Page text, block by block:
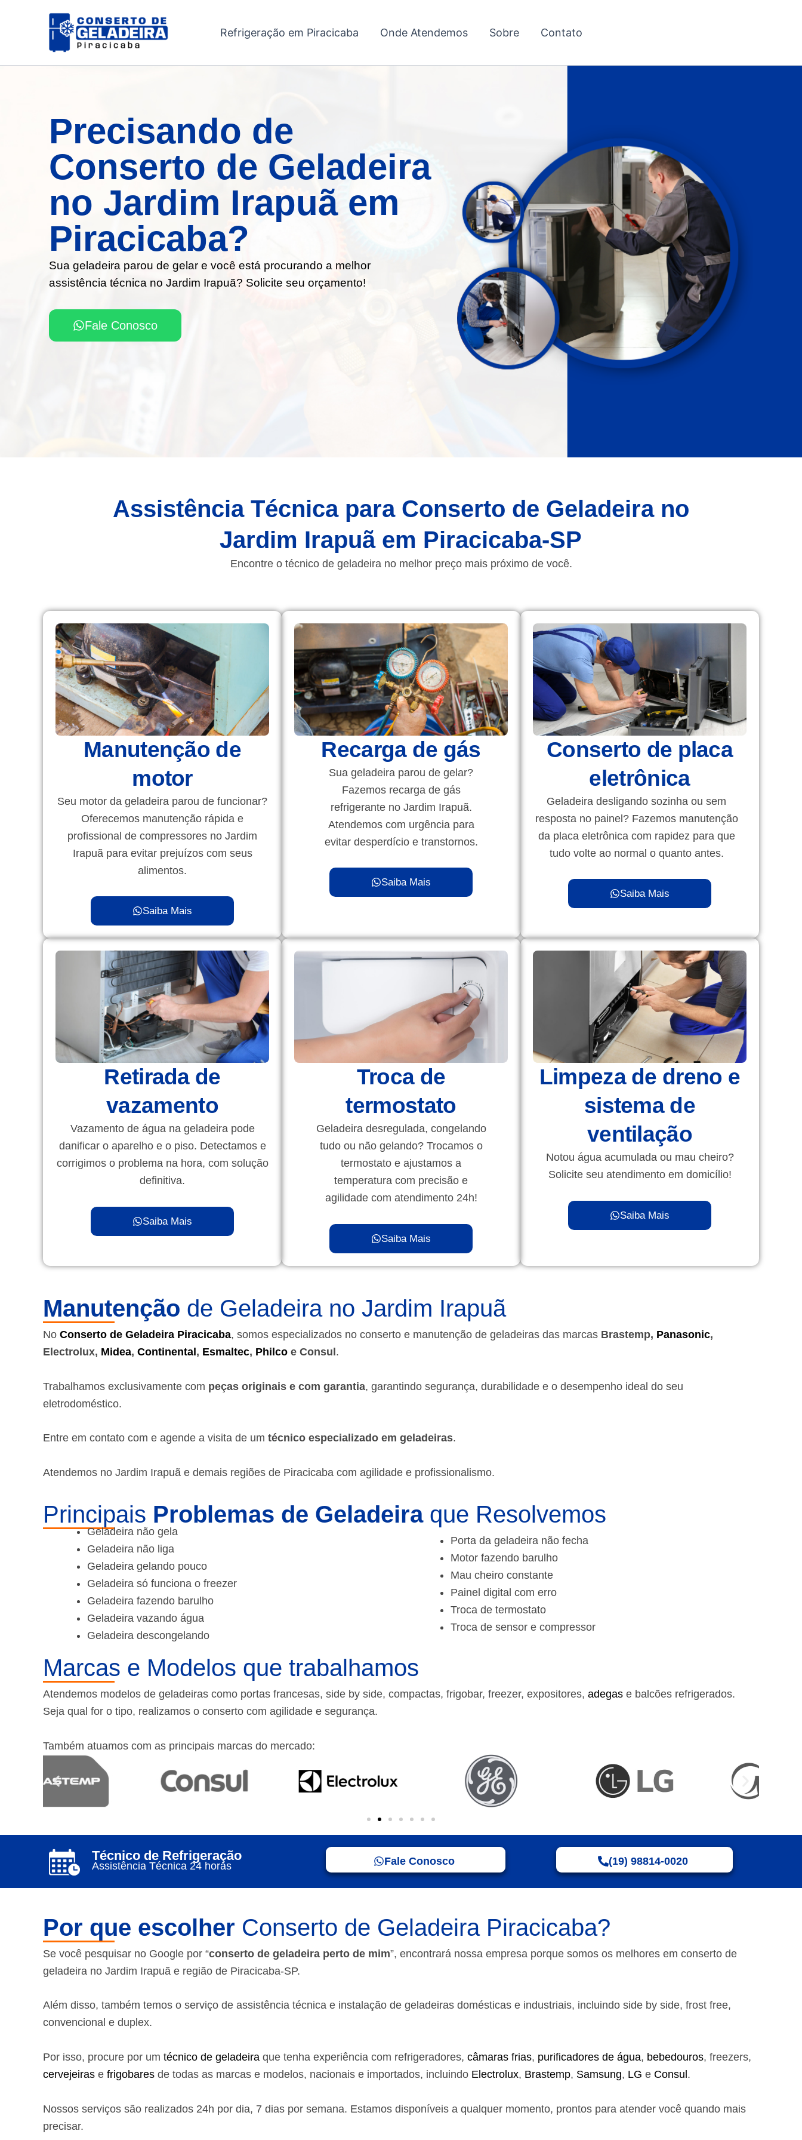
Refrigeração em Piracicaba Onde Atendemos Sobre Contato
Precisando de
Conserto de Geladeira
no Jardim Irapuã em
Piracicaba?
Sua geladeira parou de gelar e você está procurando a melhor
assistência técnica no Jardim Irapuã? Solicite seu orçamento!
Fale Conosco
Assistência Técnica para Conserto de Geladeira no
Jardim Irapuã em Piracicaba-SP
Encontre o técnico de geladeira no melhor preço mais próximo de você.
Manutenção de
motor
Seu motor da geladeira parou de funcionar?
Oferecemos manutenção rápida e
profissional de compressores no Jardim
Irapuã para evitar prejuízos com seus
alimentos.
Saiba Mais
Recarga de gás
Sua geladeira parou de gelar?
Fazemos recarga de gás
refrigerante no Jardim Irapuã.
Atendemos com urgência para
evitar desperdício e transtornos.
Saiba Mais
Conserto de placa
eletrônica
Geladeira desligando sozinha ou sem
resposta no painel? Fazemos manutenção
da placa eletrônica com rapidez para que
tudo volte ao normal o quanto antes.
Saiba Mais
Retirada de
vazamento
Vazamento de água na geladeira pode
danificar o aparelho e o piso. Detectamos e
corrigimos o problema na hora, com solução
definitiva.
Saiba Mais
Troca de
termostato
Geladeira desregulada, congelando
tudo ou não gelando? Trocamos o
termostato e ajustamos a
temperatura com precisão e
agilidade com atendimento 24h!
Saiba Mais
Limpeza de dreno e
sistema de
ventilação
Notou água acumulada ou mau cheiro?
Solicite seu atendimento em domicílio!
Saiba Mais
Manutenção de Geladeira no Jardim Irapuã
No Conserto de Geladeira Piracicaba, somos especializados no conserto e manutenção de geladeiras das marcas Brastemp, Panasonic,
Electrolux, Midea, Continental, Esmaltec, Philco e Consul.
Trabalhamos exclusivamente com peças originais e com garantia, garantindo segurança, durabilidade e o desempenho ideal do seu
eletrodoméstico.
Entre em contato com e agende a visita de um técnico especializado em geladeiras.
Atendemos no Jardim Irapuã e demais regiões de Piracicaba com agilidade e profissionalismo.
Principais Problemas de Geladeiraque Resolvemos
Geladeira não gela
Geladeira não liga
Geladeira gelando pouco
Geladeira só funciona o freezer
Geladeira fazendo barulho
Geladeira vazando água
Geladeira descongelando
Porta da geladeira não fecha
Motor fazendo barulho
Mau cheiro constante
Painel digital com erro
Troca de termostato
Troca de sensor e compressor
Marcas e Modelos que trabalhamos
Atendemos modelos de geladeiras como portas francesas, side by side, compactas, frigobar, freezer, expositores, adegas e balcões refrigerados.
Seja qual for o tipo, realizamos o conserto com agilidade e segurança.
Também atuamos com as principais marcas do mercado:
Técnico de Refrigeração
Assistência Técnica 24 horas Fale Conosco (19) 98814-0020
Por que escolher Conserto de Geladeira Piracicaba?
Se você pesquisar no Google por “conserto de geladeira perto de mim”, encontrará nossa empresa porque somos os melhores em conserto de
geladeira no Jardim Irapuã e região de Piracicaba-SP.
Além disso, também temos o serviço de assistência técnica e instalação de geladeiras domésticas e industriais, incluindo side by side, frost free,
convencional e duplex.
Por isso, procure por um técnico de geladeira que tenha experiência com refrigeradores, câmaras frias, purificadores de água, bebedouros, freezers,
cervejeiras e frigobares de todas as marcas e modelos, nacionais e importados, incluindo Electrolux, Brastemp, Samsung, LG e Consul .
Nossos serviços são realizados 24h por dia, 7 dias por semana. Estamos disponíveis a qualquer momento, prontos para atender você quando mais
precisar.